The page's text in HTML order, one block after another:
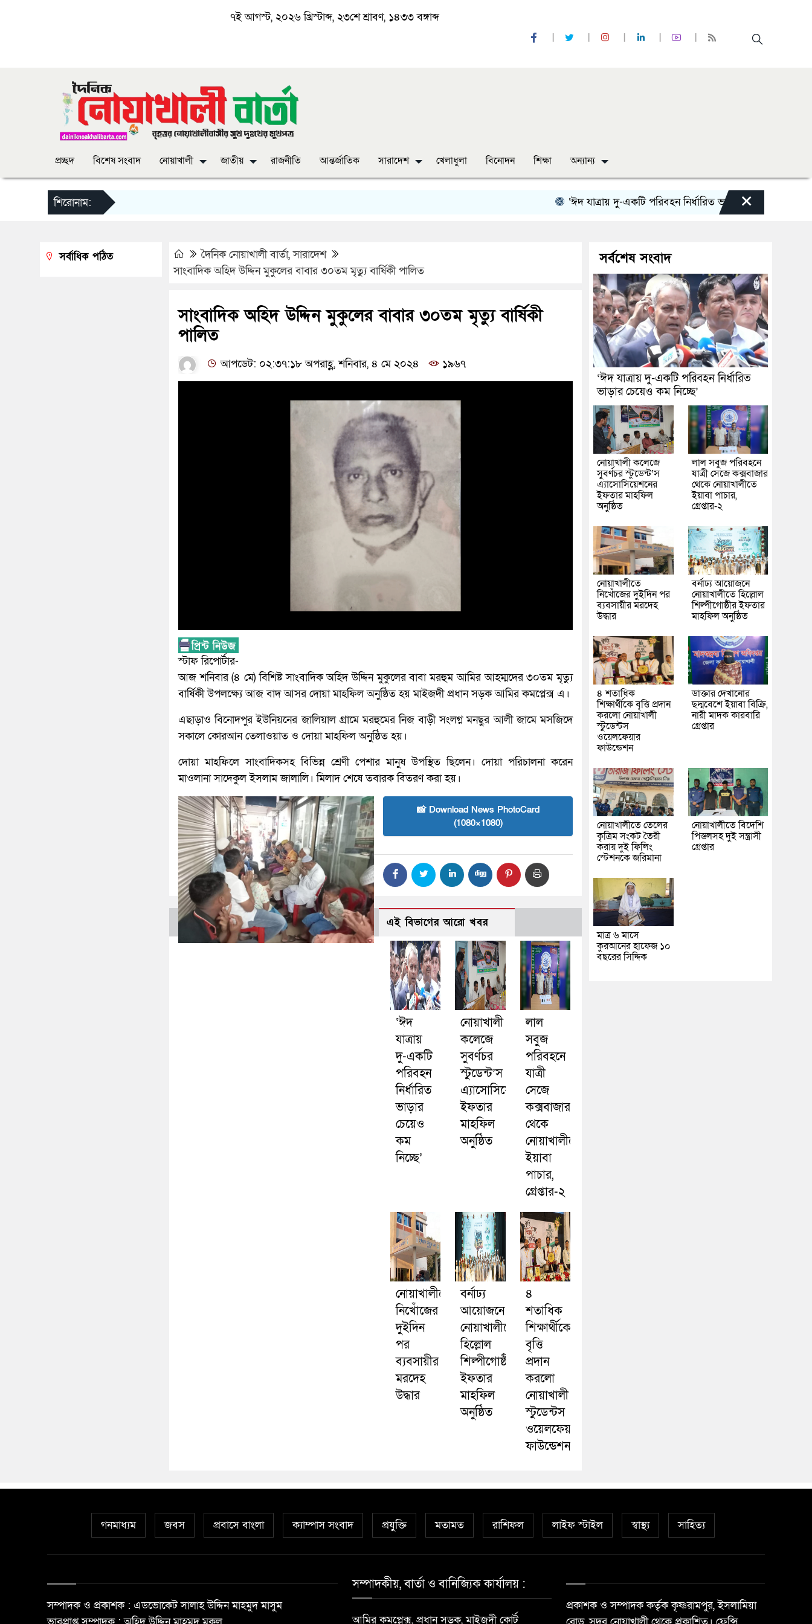
৭ই আগস্ট, ২০২৬ খ্রিস্টাব্দ, ২৩শে শ্রাবণ, ১৪৩৩ বঙ্গাব্দ
প্রচ্ছদ বিশেষ সংবাদ নোয়াখালী জাতীয় রাজনীতি আন্তর্জাতিক সারাদেশ খেলাধুলা বিনোদন শিক্ষা অন্যান্য
শিরোনাম: ‘ঈদ যাত্রায় দু-একটি পরিবহন নির্ধারিত ভাড়ার চেয়েও কম নিচ্ছে’
×
দৈনিক নোয়াখালী বার্তা,সারাদেশ
সাংবাদিক অহিদ উদ্দিন মুকুলের বাবার ৩০তম মৃত্যু বার্ষিকী পালিত
সাংবাদিক অহিদ উদ্দিন মুকুলের বাবার ৩০তম মৃত্যু বার্ষিকী
পালিত
আপডেট: ০২:৩৭:১৮ অপরাহ্ণ, শনিবার, ৪ মে ২০২৪ ১৯৬৭
স্টাফ রিপোর্টার-
আজ শনিবার (৪ মে) বিশিষ্ট সাংবাদিক অহিদ উদ্দিন মুকুলের বাবা মরহুম আমির আহম্মদের ৩০তম মৃত্যু
বার্ষিকী উপলক্ষ্যে আজ বাদ আসর দোয়া মাহফিল অনুষ্ঠিত হয় মাইজদী প্রধান সড়ক আমির কমপ্লেক্স এ।
এছাড়াও বিনোদপুর ইউনিয়নের জালিয়াল গ্রামে মরহুমের নিজ বাড়ী সংলগ্ন মনছুর আলী জামে মসজিদে
সকালে কোরআন তেলাওয়াত ও দোয়া মাহফিল অনুষ্ঠিত হয়।
দোয়া মাহফিলে সাংবাদিকসহ বিভিন্ন শ্রেণী পেশার মানুষ উপস্থিত ছিলেন। দোয়া পরিচালনা করেন
মাওলানা সাদেকুল ইসলাম জালালি। মিলাদ শেষে তবারক বিতরণ করা হয়।
📸 Download News PhotoCard
(1080×1080)
এই বিভাগের আরো খবর
‘ঈদ
যাত্রায়
দু-একটি
পরিবহন
নির্ধারিত
ভাড়ার
চেয়েও
কম
নিচ্ছে’
নোয়াখালী
কলেজে
সুবর্ণচর
স্টুডেন্ট’স
এ্যাসোসিয়েশনের
ইফতার
মাহফিল
অনুষ্ঠিত
লাল
সবুজ
পরিবহনে
যাত্রী
সেজে
কক্সবাজার
থেকে
নোয়াখালীতে
ইয়াবা
পাচার,
গ্রেপ্তার-২
নোয়াখালীতে
নিখোঁজের
দুইদিন
পর
ব্যবসায়ীর
মরদেহ
উদ্ধার
বর্নাঢ্য
আয়োজনে
নোয়াখালীতে
হিল্লোল
শিল্পীগোষ্ঠীর
ইফতার
মাহফিল
অনুষ্ঠিত
৪
শতাধিক
শিক্ষার্থীকে
বৃত্তি
প্রদান
করলো
নোয়াখালী
স্টুডেন্টস
ওয়েলফেয়ার
ফাউন্ডেশন
সর্বাধিক পঠিত সর্বশেষ সংবাদ
‘ঈদ যাত্রায় দু-একটি পরিবহন নির্ধারিত
ভাড়ার চেয়েও কম নিচ্ছে’
নোয়াখালী কলেজে
সুবর্ণচর স্টুডেন্ট’স
এ্যাসোসিয়েশনের
ইফতার মাহফিল
অনুষ্ঠিত
লাল সবুজ পরিবহনে
যাত্রী সেজে কক্সবাজার
থেকে নোয়াখালীতে
ইয়াবা পাচার,
গ্রেপ্তার-২
নোয়াখালীতে
নিখোঁজের দুইদিন পর
ব্যবসায়ীর মরদেহ
উদ্ধার
বর্নাঢ্য আয়োজনে
নোয়াখালীতে হিল্লোল
শিল্পীগোষ্ঠীর ইফতার
মাহফিল অনুষ্ঠিত
৪ শতাধিক
শিক্ষার্থীকে বৃত্তি প্রদান
করলো নোয়াখালী
স্টুডেন্টস
ওয়েলফেয়ার
ফাউন্ডেশন
ডাক্তার দেখানোর
ছদ্মবেশে ইয়াবা বিক্রি,
নারী মাদক কারবারি
গ্রেপ্তার
নোয়াখালীতে তেলের
কৃত্রিম সংকট তৈরী
করায় দুই ফিলিং
স্টেশনকে জরিমানা
নোয়াখালীতে বিদেশি
পিস্তলসহ দুই সন্ত্রাসী
গ্রেপ্তার
মাত্র ৬ মাসে
কুরআনের হাফেজ ১০
বছরের সিদ্দিক
গনমাধ্যম জবস প্রবাসে বাংলা ক্যাম্পাস সংবাদ প্রযুক্তি মতামত রাশিফল লাইফ স্টাইল স্বাস্থ্য সাহিত্য
সম্পাদক ও প্রকাশক : এডভোকেট সালাহ উদ্দিন মাহমুদ মাসুম
সম্পাদকীয়, বার্তা ও বানিজ্যিক কার্যালয় :
আমির কমপ্লেক্স, প্রধান সড়ক, মাইজদী কোর্ট
প্রকাশক ও সম্পাদক কর্তৃক কৃষ্ণরামপুর, ইসলামিয়া